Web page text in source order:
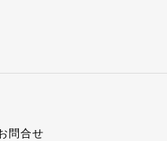
問合せ